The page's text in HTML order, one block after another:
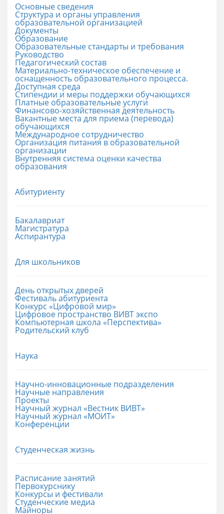
Основные сведения
Структура и органы управления
образовательной организацией
Документы
Образование
Образовательные стандарты и требования
Руководство
Педагогический состав
Материально-техническое обеспечение и
оснащенность образовательного процесса.
Доступная среда
Стипендии и меры поддержки обучающихся
Платные образовательные услуги
Финансово-хозяйственная деятельность
Вакантные места для приема (перевода)
обучающихся
Международное сотрудничество
Организация питания в образовательной
организации
Внутренняя система оценки качества
образования
Абитуриенту
Бакалавриат
Магистратура
Аспирантура
Для школьников
День открытых дверей
Фестиваль абитуриента
Конкурс «Цифровой мир»
Цифровое пространство ВИВТ экспо
Компьютерная школа «Перспектива»
Родительский клуб
Наука
Научно-инновационные подразделения
Научные направления
Проекты
Научный журнал «Вестник ВИВТ»
Научный журнал «МОИТ»
Конференции
Студенческая жизнь
Расписание занятий
Первокурснику
Конкурсы и фестивали
Студенческие медиа
Майноры